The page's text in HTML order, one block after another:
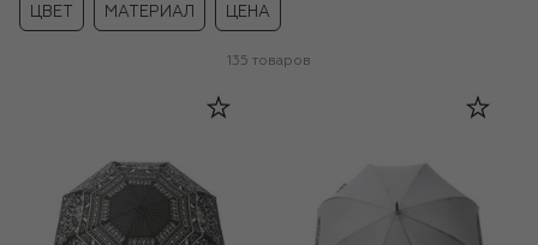
ЦВЕТ МАТЕРИАЛ ЦЕНА
135 товаров